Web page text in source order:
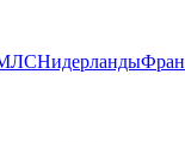
Нидерланды